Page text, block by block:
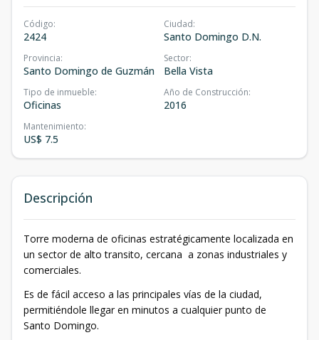
Código:
2424
Ciudad:
Santo Domingo D.N.
Provincia:
Santo Domingo de Guzmán
Sector:
Bella Vista
Tipo de inmueble:
Oficinas
Año de Construcción:
2016
Mantenimiento:
US$ 7.5
Descripción
Torre moderna de oficinas estratégicamente localizada en
un sector de alto transito, cercana a zonas industriales y
comerciales.
Es de fácil acceso a las principales vías de la ciudad,
permitiéndole llegar en minutos a cualquier punto de
Santo Domingo.